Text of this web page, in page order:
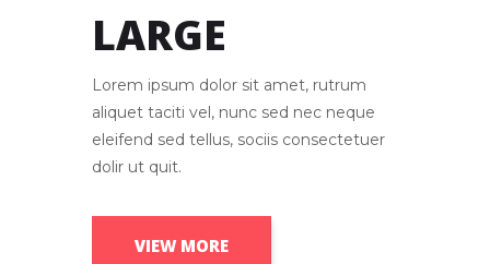
LARGE
Lorem ipsum dolor sit amet, rutrum
aliquet taciti vel, nunc sed nec neque
eleifend sed tellus, sociis consectetuer
dolir ut quit.
VIEW MORE